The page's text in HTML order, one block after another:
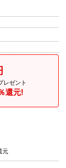
レゼント
還元!
元